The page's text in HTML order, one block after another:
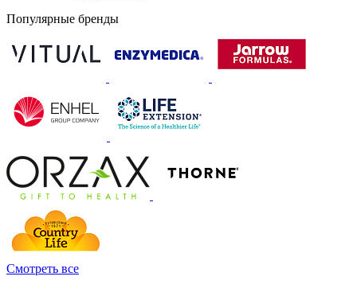
Популярные бренды
Смотреть все